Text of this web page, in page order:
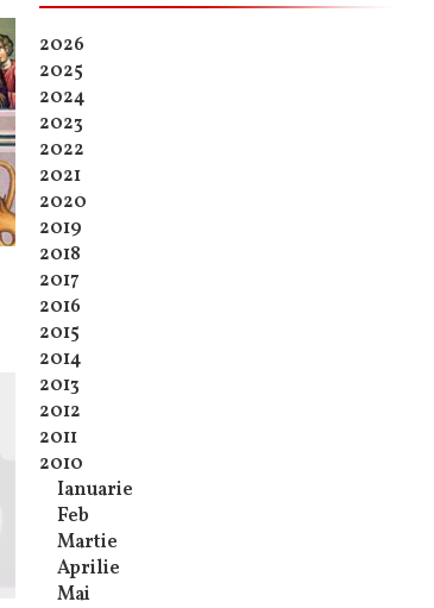
2026
2025
2024
2023
2022
2021
2020
2019
2018
2017
2016
2015
2014
2013
2012
2011
2010
Ianuarie
Feb
Martie
Aprilie
Mai